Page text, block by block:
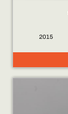
2015